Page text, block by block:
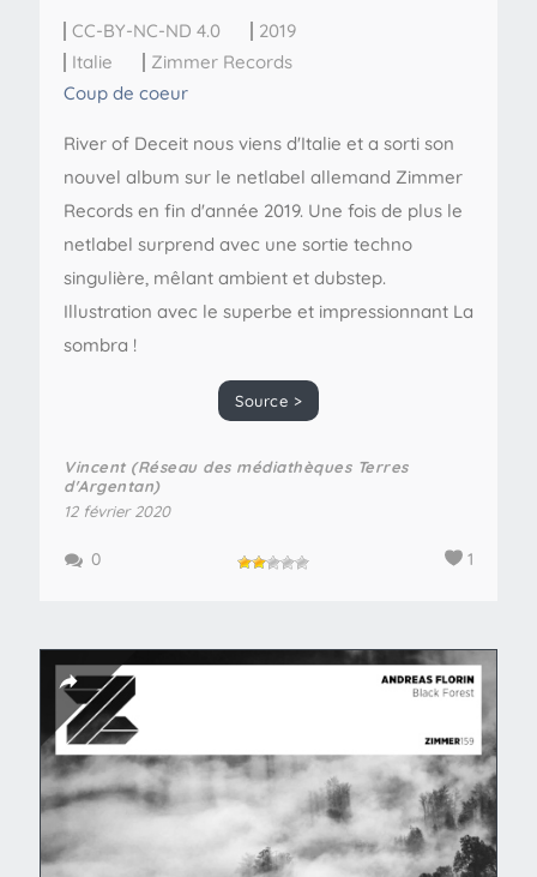
CC-BY-NC-ND 4.0
2019
Italie
Zimmer Records
Coup de coeur
River of Deceit nous viens d'Italie et a sorti son
nouvel album sur le netlabel allemand Zimmer
Records en fin d'année 2019. Une fois de plus le
netlabel surprend avec une sortie techno
singulière, mêlant ambient et dubstep.
Illustration avec le superbe et impressionnant La
sombra !
Source >
Vincent (Réseau des médiathèques Terres
d'Argentan)
12 février 2020
1
0